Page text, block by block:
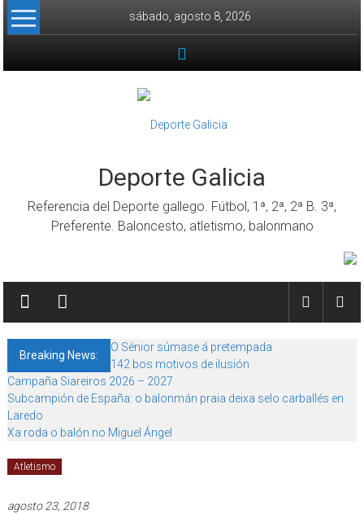
Skip to content
sábado, agosto 8, 2026
Deporte Galicia
Referencia del Deporte gallego. Fútbol, 1ª, 2ª, 2ª B. 3ª,
Preferente. Baloncesto, atletismo, balonmano
Breaking News:
O Sénior súmase á pretempada
142 bos motivos de ilusión
Campaña Siareiros 2026 – 2027
Subcampión de España: o balonmán praia deixa selo carballés en
Laredo
Xa roda o balón no Miguel Ángel
Atletismo
agosto 23, 2018